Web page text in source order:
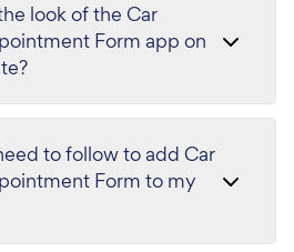
look of the Car
Form app on
to follow to add Car
Form to my